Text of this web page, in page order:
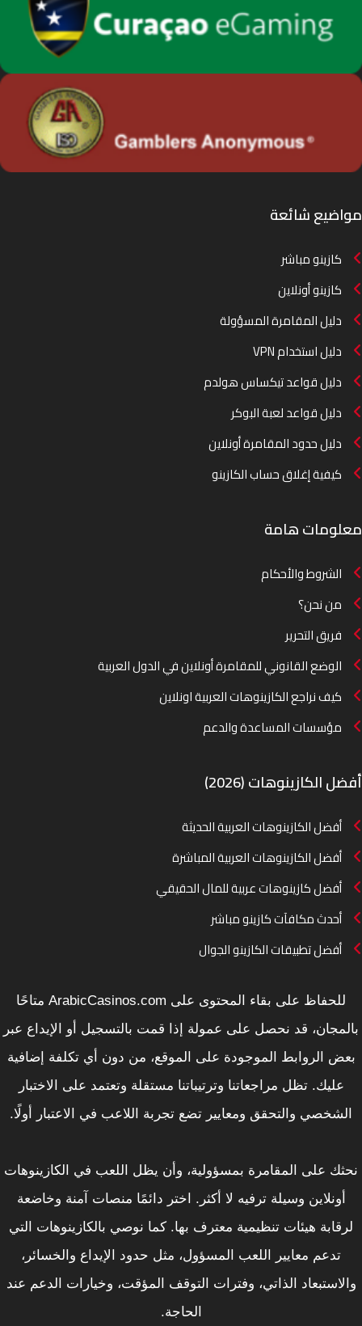
مواضيع شائعة
كازينو مباشر
كازينو أونلاين
دليل المقامرة المسؤولة
دليل استخدام VPN
دليل قواعد تيكساس هولدم
دليل قواعد لعبة البوكر
دليل حدود المقامرة أونلاين
كيفية إغلاق حساب الكازينو
معلومات هامة
الشروط والأحكام
من نحن؟
فريق التحرير
الوضع القانوني للمقامرة أونلاين في الدول العربية
كيف نراجع الكازينوهات العربية اونلاين
مؤسسات المساعدة والدعم
أفضل الكازينوهات (2026)
أفضل الكازينوهات العربية الحديثة
أفضل الكازينوهات العربية المباشرة
أفضل كازينوهات عربية للمال الحقيقي
أحدث مكافآت كازينو مباشر
أفضل تطبيقات الكازينو الجوال
للحفاظ على بقاء المحتوى على ArabicCasinos.com متاحًا
بالمجان، قد نحصل على عمولة إذا قمت بالتسجيل أو الإيداع عبر
بعض الروابط الموجودة على الموقع، من دون أي تكلفة إضافية
عليك. تظل مراجعاتنا وترتيباتنا مستقلة وتعتمد على الاختبار
الشخصي والتحقق ومعايير تضع تجربة اللاعب في الاعتبار أولًا.
نحثك على المقامرة بمسؤولية، وأن يظل اللعب في الكازينوهات
أونلاين وسيلة ترفيه لا أكثر. اختر دائمًا منصات آمنة وخاضعة
لرقابة هيئات تنظيمية معترف بها. كما نوصي بالكازينوهات التي
تدعم معايير اللعب المسؤول، مثل حدود الإيداع والخسائر،
والاستبعاد الذاتي، وفترات التوقف المؤقت، وخيارات الدعم عند
الحاجة.